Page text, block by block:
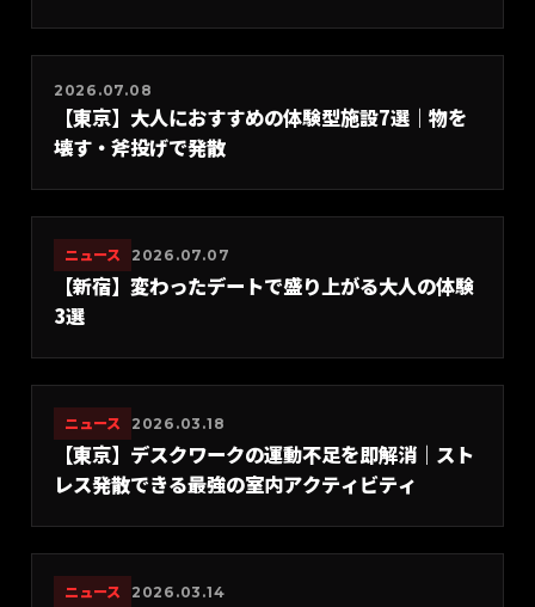
2026.07.08
【東京】大人におすすめの体験型施設7選｜物を
壊す・斧投げで発散
ニュース 2026.07.07
【新宿】変わったデートで盛り上がる大人の体験
3選
ニュース 2026.03.18
【東京】デスクワークの運動不足を即解消｜スト
レス発散できる最強の室内アクティビティ
ニュース 2026.03.14